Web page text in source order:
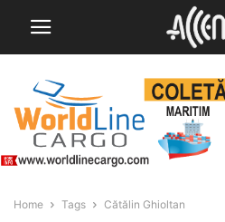
Home Tags Cătălin Ghioltan